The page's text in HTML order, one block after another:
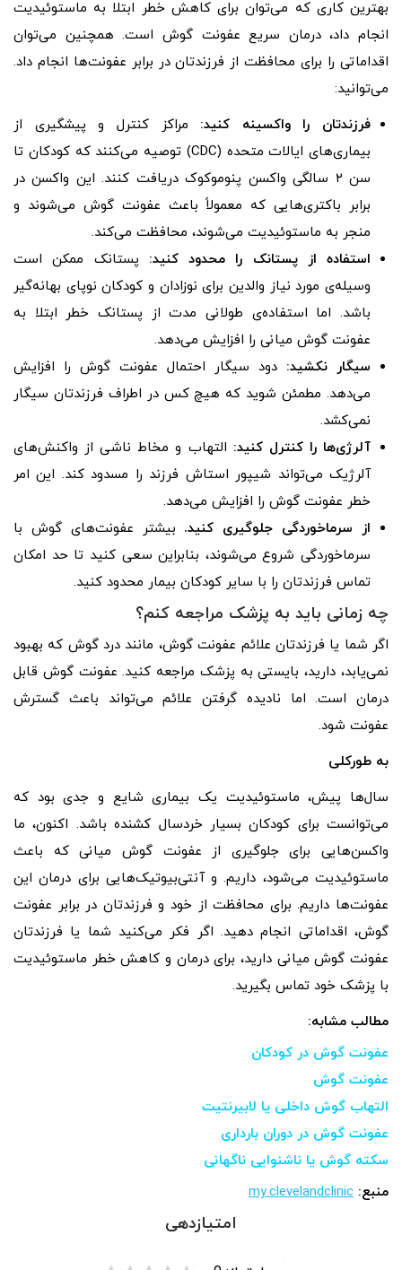
بهترین کاری که می‌توان برای کاهش خطر ابتلا به ماستوئیدیت
انجام داد، درمان سریع عفونت گوش است. همچنین می‌توان
اقداماتی را برای محافظت از فرزندتان در برابر عفونت‌ها انجام داد.
می‌توانید:
فرزندتان را واکسینه کنید: مراکز کنترل و پیشگیری از
بیماری‌های ایالات متحده (CDC) توصیه می‌کنند که کودکان تا
سن ۲ سالگی واکسن پنوموکوک دریافت کنند. این واکسن در
برابر باکتری‌هایی که معمولاً باعث عفونت گوش می‌شوند و
منجر به ماستوئیدیت می‌شوند، محافظت می‌کند.
استفاده از پستانک را محدود کنید: پستانک ممکن است
وسیله‌ی مورد نیاز والدین برای نوزادان و کودکان نوپای بهانه‌گیر
باشد. اما استفاده‌ی طولانی مدت از پستانک خطر ابتلا به
عفونت گوش میانی را افزایش می‌دهد.
سیگار نکشید: دود سیگار احتمال عفونت گوش را افزایش
می‌دهد. مطمئن شوید که هیچ کس در اطراف فرزندتان سیگار
نمی‌کشد.
آلرژی‌ها را کنترل کنید: التهاب و مخاط ناشی از واکنش‌های
آلرژیک می‌تواند شیپور استاش فرزند را مسدود کند. این امر
خطر عفونت گوش را افزایش می‌دهد.
از سرماخوردگی جلوگیری کنید. بیشتر عفونت‌های گوش با
سرماخوردگی شروع می‌شوند، بنابراین سعی کنید تا حد امکان
تماس فرزندتان را با سایر کودکان بیمار محدود کنید.
چه زمانی باید به پزشک مراجعه کنم؟
اگر شما یا فرزندتان علائم عفونت گوش، مانند درد گوش که بهبود
نمی‌یابد، دارید، بایستی به پزشک مراجعه کنید. عفونت گوش قابل
درمان است. اما نادیده گرفتن علائم می‌تواند باعث گسترش
عفونت شود.
به طورکلی
سال‌ها پیش، ماستوئیدیت یک بیماری شایع و جدی بود که
می‌توانست برای کودکان بسیار خردسال کشنده باشد. اکنون، ما
واکسن‌هایی برای جلوگیری از عفونت گوش میانی که باعث
ماستوئیدیت می‌شود، داریم. و آنتی‌بیوتیک‌هایی برای درمان این
عفونت‌ها داریم. برای محافظت از خود و فرزندتان در برابر عفونت
گوش، اقداماتی انجام دهید. اگر فکر می‌کنید شما یا فرزندتان
عفونت گوش میانی دارید، برای درمان و کاهش خطر ماستوئیدیت
با پزشک خود تماس بگیرید.
مطالب مشابه:
عفونت گوش در کودکان
عفونت گوش
التهاب گوش داخلی یا لابیرنتیت
عفونت گوش در دوران بارداری
سکته گوش یا ناشنوایی ناگهانی
منبع: my.clevelandclinic
امتیازدهی